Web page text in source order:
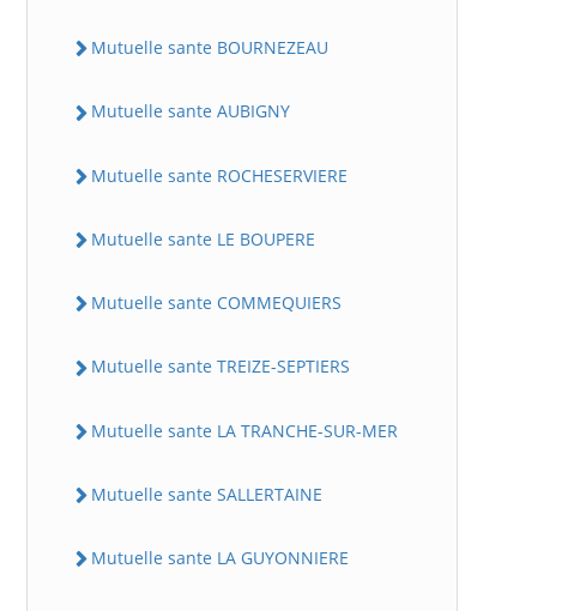
Mutuelle sante BOURNEZEAU
Mutuelle sante AUBIGNY
Mutuelle sante ROCHESERVIERE
Mutuelle sante LE BOUPERE
Mutuelle sante COMMEQUIERS
Mutuelle sante TREIZE-SEPTIERS
Mutuelle sante LA TRANCHE-SUR-MER
Mutuelle sante SALLERTAINE
Mutuelle sante LA GUYONNIERE